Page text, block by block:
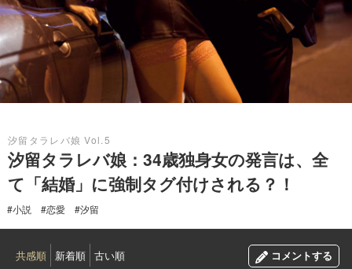
汐留タラレバ娘 Vol.5
汐留タラレバ娘：34歳独身女の発言は、全
て「結婚」に強制タグ付けされる？！
#小説 #恋愛 #汐留
共感順 新着順 古い順 コメントする